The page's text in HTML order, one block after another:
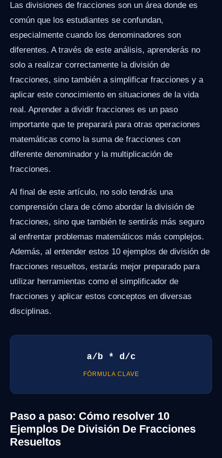
Las divisiones de fracciones son un área donde es
común que los estudiantes se confundan,
especialmente cuando los denominadores son
diferentes. A través de este análisis, aprenderás no
solo a realizar correctamente la división de
fracciones, sino también a simplificar fracciones y a
aplicar este conocimiento en situaciones de la vida
real. Aprender a dividir fracciones es un paso
importante que te preparará para otras operaciones
matemáticas como la suma de fracciones con
diferente denominador y la multiplicación de
fracciones.
Al final de este artículo, no solo tendrás una
comprensión clara de cómo abordar la división de
fracciones, sino que también te sentirás más seguro
al enfrentar problemas matemáticos más complejos.
Además, al entender estos 10 ejemplos de división de
fracciones resueltos, estarás mejor preparado para
utilizar herramientas como el simplificador de
fracciones y aplicar estos conceptos en diversas
disciplinas.
a/b * d/c
FÓRMULA CLAVE
Paso a paso: Cómo resolver 10
Ejemplos De División De Fracciones
Resueltos